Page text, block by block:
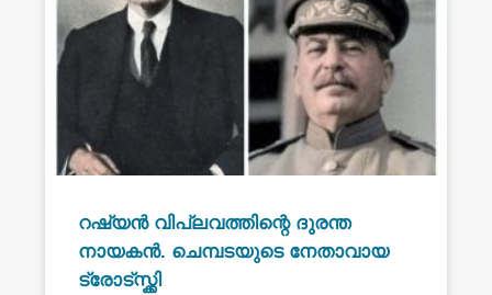
റഷ്യൻ വിപ്ലവത്തിന്റെ ദുരന്ത
നായകൻ. ചെമ്പടയുടെ നേതാവായ
ട്രോട്സ്ക്കി